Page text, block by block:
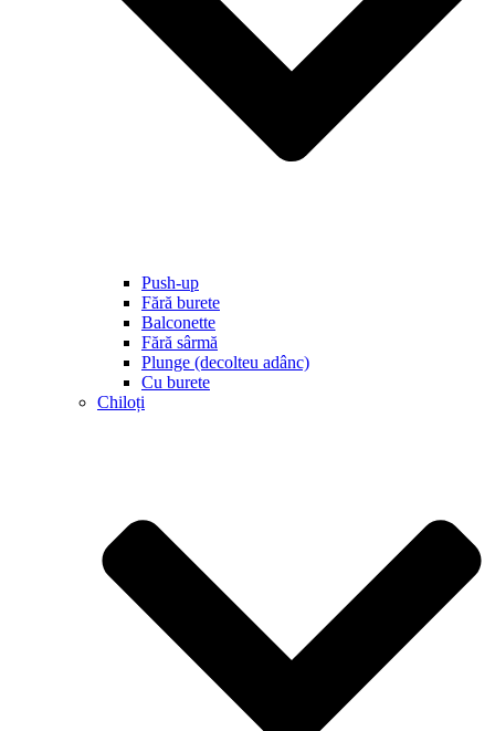
Push-up
Fără burete
Balconette
Fără sârmă
Plunge (decolteu adânc)
Cu burete
Chiloți